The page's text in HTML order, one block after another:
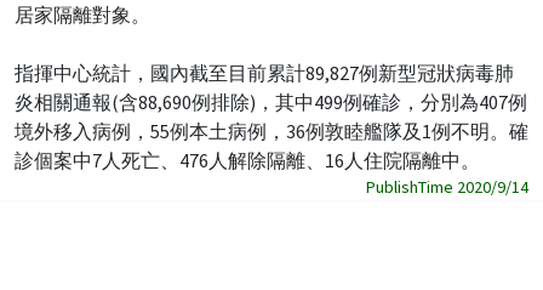
居家隔離對象。
指揮中心統計，國內截至目前累計89,827例新型冠狀病毒肺
炎相關通報(含88,690例排除)，其中499例確診，分別為407例
境外移入病例，55例本土病例，36例敦睦艦隊及1例不明。確
診個案中7人死亡、476人解除隔離、16人住院隔離中。
PublishTime 2020/9/14